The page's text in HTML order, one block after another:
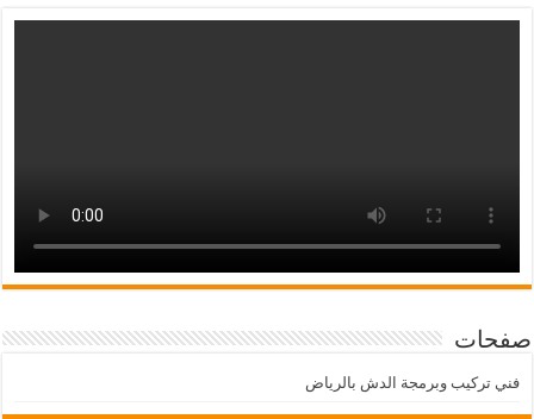
صفحات
فني تركيب وبرمجة الدش بالرياض